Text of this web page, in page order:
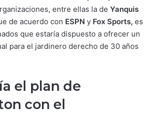
entre ellas la de Yanquis
de acuerdo con ESPN y Fox Sports, es
que estaría dispuesto a ofrecer un
para el jardinero derecho de 30 años
el plan de
con el